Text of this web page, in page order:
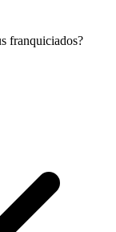
franquiciados?